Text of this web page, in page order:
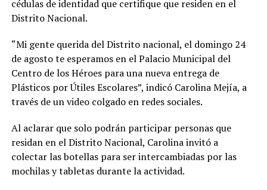
cédulas de identidad que certifique que residen en el
Distrito Nacional.
“Mi gente querida del Distrito nacional, el domingo 24
de agosto te esperamos en el Palacio Municipal del
Centro de los Héroes para una nueva entrega de
Plásticos por Útiles Escolares”, indicó Carolina Mejía, a
través de un video colgado en redes sociales.
Al aclarar que solo podrán participar personas que
residan en el Distrito Nacional, Carolina invitó a
colectar las botellas para ser intercambiadas por las
mochilas y tabletas durante la actividad.